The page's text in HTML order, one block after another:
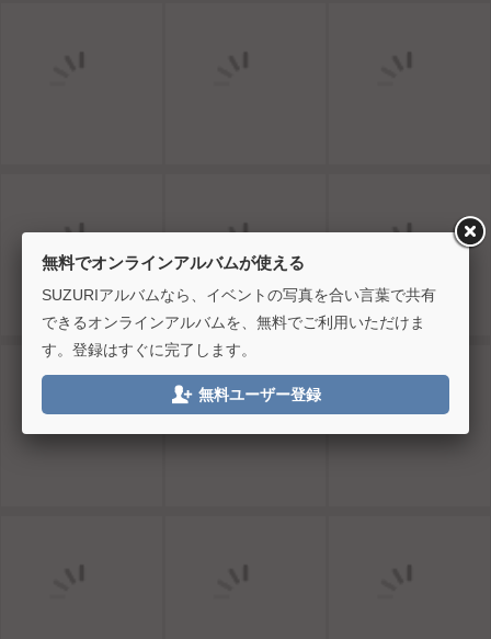
無料でオンラインアルバムが使える
SUZURIアルバムなら、イベントの写真を合い言葉で共有
できるオンラインアルバムを、無料でご利用いただけま
す。登録はすぐに完了します。
 無料ユーザー登録